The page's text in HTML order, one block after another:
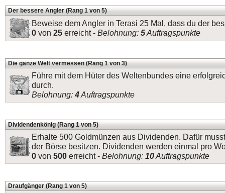
Der bessere Angler (Rang 1 von 5)
Beweise dem Angler in Terasi 25 Mal, dass du der
0 von 25 erreicht - Belohnung: 5Auftragspunkte
Die ganze Welt vermessen (Rang 1 von 3)
Führe mit dem Hüter des Weltenbundes eine
durch.
Belohnung:4Auftragspunkte
Dividendenkönig (Rang 1 von 5)
Erhalte 500 Goldmünzen aus Dividenden. Dafür
der Börse besitzen. Dividenden werden einmal pro
0 von 500 erreicht - Belohnung: 10Auftragspunkte
Draufgänger (Rang 1 von 5)